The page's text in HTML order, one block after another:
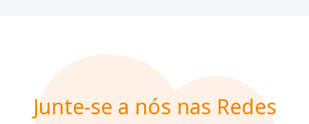
Junte-se a nós nas Redes